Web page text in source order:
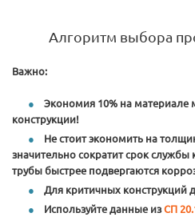
Алгоритм выбора
Важно:
Экономия 10% на материале
конструкции!
Не стоит экономить на
значительно сократит срок службы
трубы быстрее подвергаются
Для критичных конструкций
Используйте данные изСП